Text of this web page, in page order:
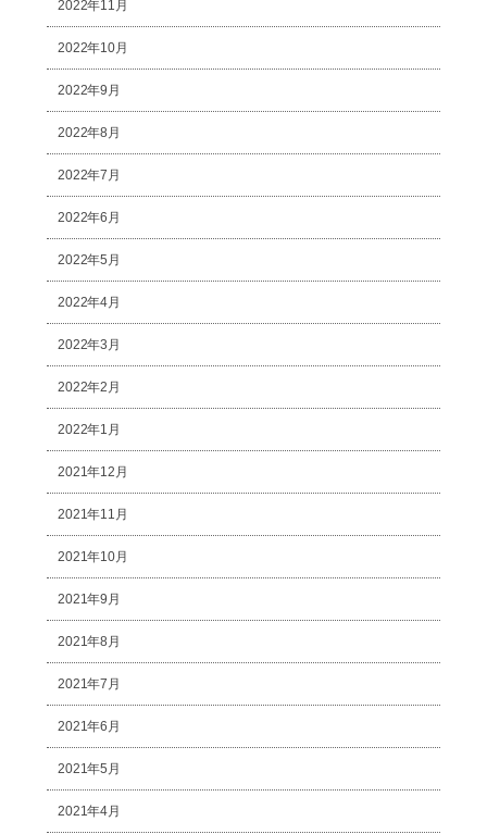
2022年11月
2022年10月
2022年9月
2022年8月
2022年7月
2022年6月
2022年5月
2022年4月
2022年3月
2022年2月
2022年1月
2021年12月
2021年11月
2021年10月
2021年9月
2021年8月
2021年7月
2021年6月
2021年5月
2021年4月